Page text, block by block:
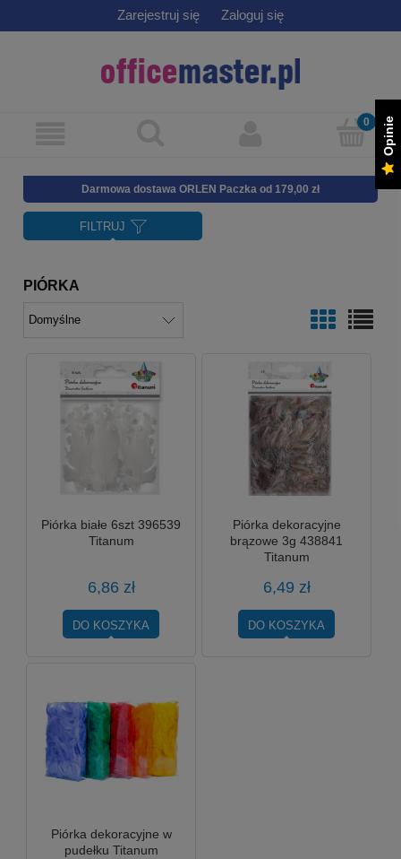
Zarejestruj się Zaloguj się
Darmowa dostawa ORLEN Paczka od 179,00 zł
FILTRUJ
PIÓRKA
Piórka białe 6szt 396539
Titanum
6,86 zł
DO KOSZYKA
Piórka dekoracyjne
brązowe 3g 438841
Titanum
6,49 zł
DO KOSZYKA
Piórka dekoracyjne w
pudełku Titanum
Opinie